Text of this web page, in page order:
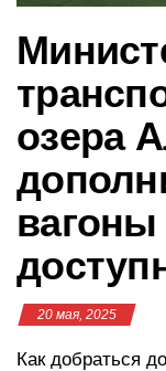
озера
20 мая, 2025
Как добраться